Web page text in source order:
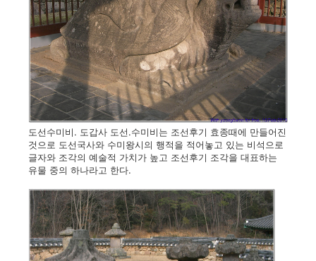
도선수미비. 도갑사 도선.수미비는 조선후기 효종때에 만들어진
것으로 도선국사와 수미왕시의 행적을 적어놓고 있는 비석으로
글자와 조각의 예술적 가치가 높고 조선후기 조각을 대표하는
유물 중의 하나라고 한다.